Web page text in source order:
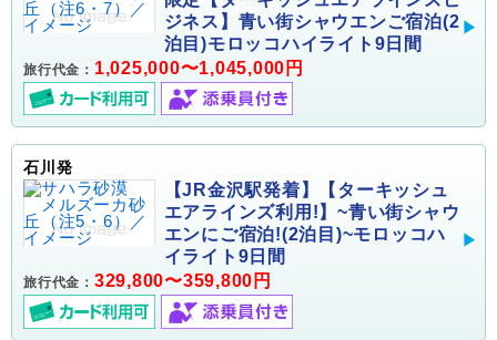
ジネス】青い街シャウエンご宿泊(2
泊目)モロッコハイライト9日間
旅行代金： 1,025,000〜1,045,000円
石川発
【JR金沢駅発着】【ターキッシュ
エアラインズ利用!】~青い街シャウ
エンにご宿泊!(2泊目)~モロッコハ
イライト9日間
旅行代金： 329,800〜359,800円